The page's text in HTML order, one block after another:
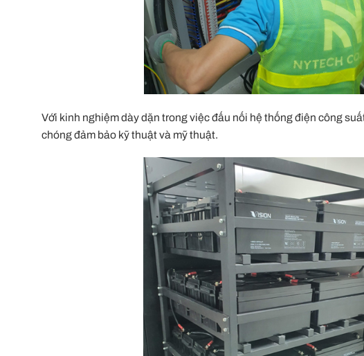
Với kinh nghiệm dày dặn trong việc đấu nối hệ thống điện công
chóng đảm bảo kỹ thuật và mỹ thuật.